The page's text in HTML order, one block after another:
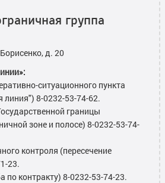
группа
д. 20
ситуационного пункта
линия") 8-0232-53-74-62.
границы
зоне и полосе) 8-0232-53-74-
контроля (пересечение
23.
по контракту) 8-0232-53-74-23.